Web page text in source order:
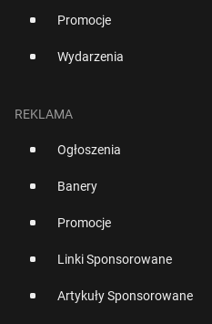
Promocje
Wydarzenia
REKLAMA
Ogłoszenia
Banery
Promocje
Linki Sponsorowane
Artykuły Sponsorowane